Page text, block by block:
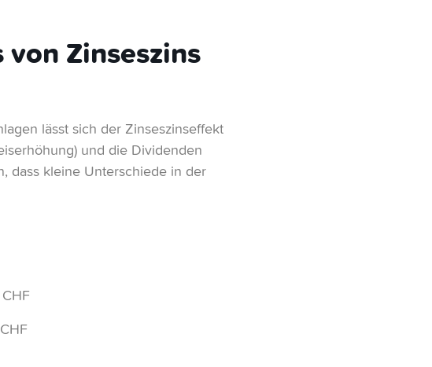
Zinseszins
lässt sich der Zinseszinseffekt
und die Dividenden
dass kleine Unterschiede in der